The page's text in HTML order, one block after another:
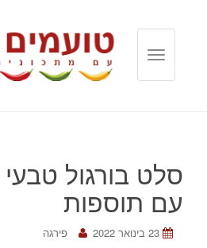
T
n
a
v
g
סלט בורגול
עם תוספות
23 בינואר 2022 פירגה